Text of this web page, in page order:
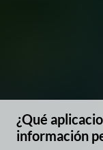
¿Qué
información